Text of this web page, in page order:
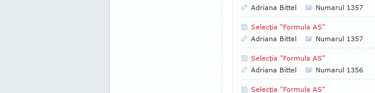
Adriana Bittel
Numarul 1357
Selecţia "Formula AS"
Adriana Bittel
Numarul 1357
Selecţia "Formula AS"
Adriana Bittel
Numarul 1356
Selecţia "Formula AS"